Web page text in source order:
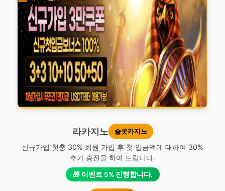
라카지노 슬롯카지노
신규가입 첫충 30% 회원 가입 후 첫 입금액에 대하여 30%
추가 충전을 하여 드립니다.
🎁 이벤트 5% 진행합니다.